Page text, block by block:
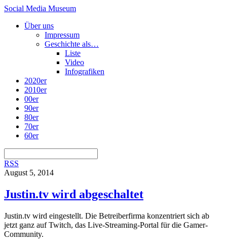
Social Media Museum
Über uns
Impressum
Geschichte als…
Liste
Video
Infografiken
2020er
2010er
00er
90er
80er
70er
60er
RSS
August 5, 2014
Justin.tv wird abgeschaltet
Justin.tv wird eingestellt. Die Betreiberfirma konzentriert sich ab
jetzt ganz auf Twitch, das Live-Streaming-Portal für die Gamer-
Community.